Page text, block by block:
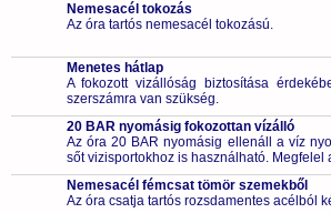
Nemesacél tokozás
Az óra tartós nemesacél tokozású.
Menetes hátlap
A fokozott vizállóság biztosítása
szerszámra van szükség.
20 BAR nyomásig fokozottan vízálló
Az óra 20 BAR nyomásig ellenáll a víz
sőt vizisportokhoz is használható.
Nemesacél fémcsat tömör szemekből
Az óra csatja tartós rozsdamentes acélból